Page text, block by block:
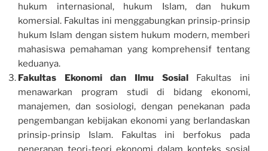
hukum internasional, hukum Islam, dan hukum
komersial. Fakultas ini menggabungkan prinsip-prinsip
hukum Islam dengan sistem hukum modern, memberi
mahasiswa pemahaman yang komprehensif tentang
keduanya.
Fakultas Ekonomi dan Ilmu SosialFakultas ini
menawarkan program studi di bidang ekonomi,
manajemen, dan sosiologi, dengan penekanan pada
pengembangan kebijakan ekonomi yang berlandaskan
prinsip-prinsip Islam. Fakultas ini berfokus pada